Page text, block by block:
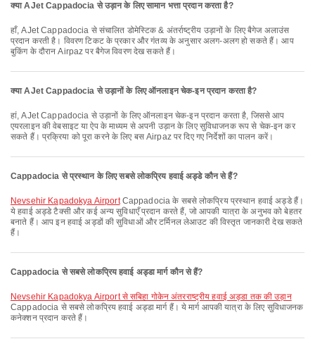
क्या AJet Cappadocia से उड़ान के लिए सामान भत्ता प्रदान करता है?
हाँ, AJet Cappadocia से संचालित डोमेस्टिक & अंतर्राष्ट्रीय उड़ानों के लिए बैगेज अलाउंस
प्रदान करती है। विवरण टिकट के प्रकार और गंतव्य के अनुसार अलग-अलग हो सकते हैं। आप
बुकिंग के दौरान Airpaz पर बैगेज विवरण देख सकते हैं।
क्या AJet Cappadocia से उड़ानों के लिए ऑनलाइन चेक-इन प्रदान करता है?
हां, AJet Cappadocia से उड़ानों के लिए ऑनलाइन चेक-इन प्रदान करता है, जिससे आप
एयरलाइन की वेबसाइट या ऐप के माध्यम से अपनी उड़ान के लिए सुविधाजनक रूप से चेक-इन कर
सकते हैं। प्रक्रिया को पूरा करने के लिए बस Airpaz पर दिए गए निर्देशों का पालन करें।
Cappadocia से प्रस्थान के लिए सबसे लोकप्रिय हवाई अड्डे कौन से हैं?
Nevsehir Kapadokya AirportCappadocia के सबसे लोकप्रिय प्रस्थान हवाई अड्डे हैं।
ये हवाई अड्डे टैक्सी और कई अन्य सुविधाएँ प्रदान करते हैं, जो आपकी यात्रा के अनुभव को बेहतर
बनाते हैं। आप इन हवाई अड्डों की सुविधाओं और टर्मिनल लेआउट की विस्तृत जानकारी देख सकते
हैं।
Cappadocia से सबसे लोकप्रिय हवाई अड्डा मार्ग कौन से हैं?
Nevsehir Kapadokya Airport से सबिहा गोकेन अंतरराष्ट्रीय हवाई अड्डा तक की उड़ान
Cappadocia से सबसे लोकप्रिय हवाई अड्डा मार्ग हैं। ये मार्ग आपकी यात्रा के लिए सुविधाजनक
कनेक्शन प्रदान करते हैं।